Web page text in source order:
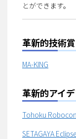
とができます。
革新的技術賞
MA-KING
革新的アイ
Tohoku
SETAGAYA Eclipse